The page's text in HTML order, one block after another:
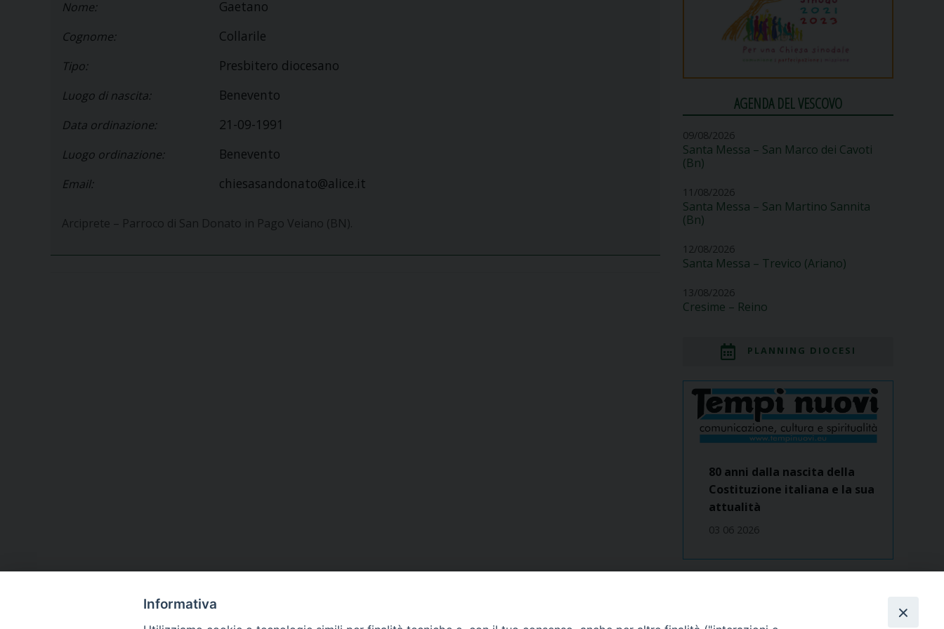
Nome: Gaetano
Cognome: Collarile
Tipo: Presbitero diocesano
Luogo di nascita: Benevento
Data ordinazione: 21-09-1991
Luogo ordinazione: Benevento
Email: chiesasandonato@alice.it
Arciprete – Parroco di San Donato in Pago Veiano (BN).
AGENDA DEL VESCOVO
09/08/2026
Santa Messa – San Marco dei Cavoti
(Bn)
11/08/2026
Santa Messa – San Martino Sannita
(Bn)
12/08/2026
Santa Messa – Trevico (Ariano)
13/08/2026
Cresime – Reino
PLANNING DIOCESI
80 anni dalla nascita della
Costituzione italiana e la sua
attualità
03 06 2026
Informativa